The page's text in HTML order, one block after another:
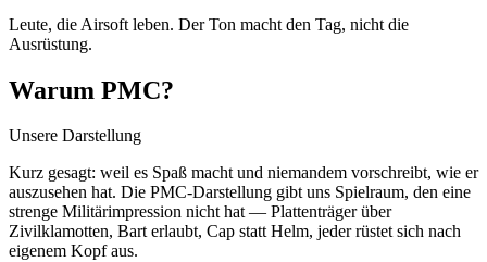
Leute, die Airsoft leben. Der Ton macht den Tag, nicht die
Ausrüstung.
Warum PMC?
Unsere Darstellung
Kurz gesagt: weil es Spaß macht und niemandem vorschreibt, wie er
auszusehen hat. Die PMC-Darstellung gibt uns Spielraum, den eine
strenge Militärimpression nicht hat — Plattenträger über
Zivilklamotten, Bart erlaubt, Cap statt Helm, jeder rüstet sich nach
eigenem Kopf aus.